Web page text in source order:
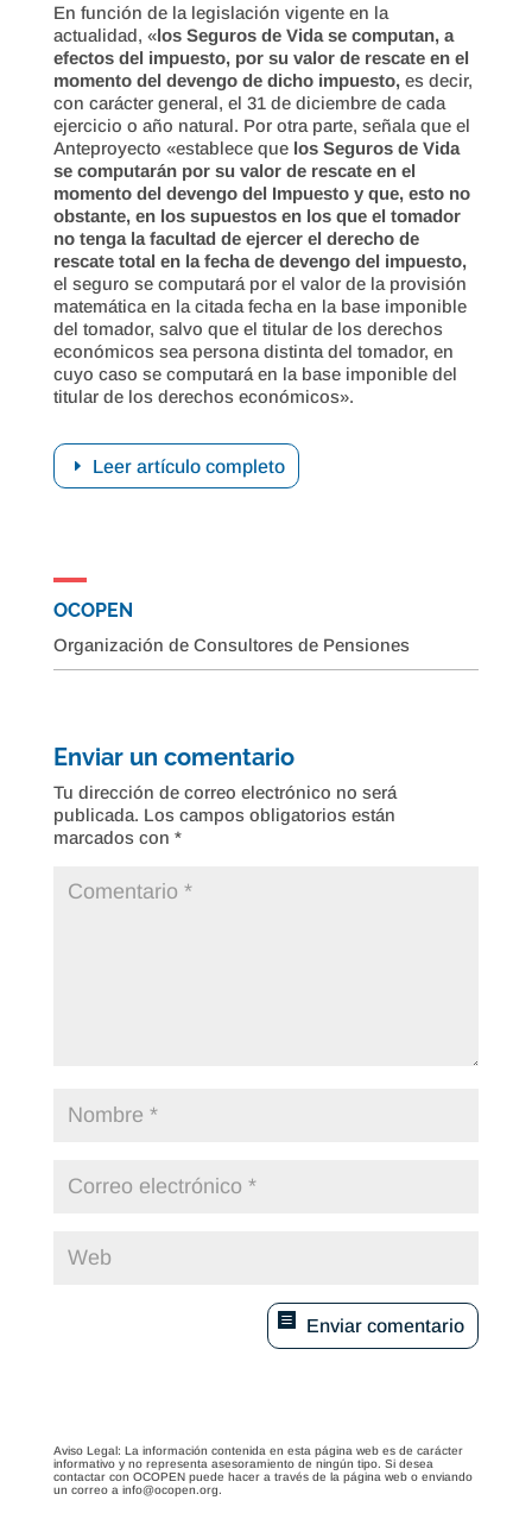
En función de la legislación vigente en la
actualidad, «los Seguros de Vida se computan, a
efectos del impuesto, por su valor de rescate en el
momento del devengo de dicho impuesto,es decir,
con carácter general, el 31 de diciembre de cada
ejercicio o año natural. Por otra parte, señala que el
Anteproyecto «establece que los Seguros de Vida
se computarán por su valor de rescate en el
momento del devengo del Impuesto y que, esto no
obstante, en los supuestos en los que el tomador
no tenga la facultad de ejercer el derecho de
rescate total en la fecha de devengo del impuesto,
el seguro se computará por el valor de la provisión
matemática en la citada fecha en la base imponible
del tomador, salvo que el titular de los derechos
económicos sea persona distinta del tomador, en
cuyo caso se computará en la base imponible del
titular de los derechos económicos».
Leer artículo completo
OCOPEN
Organización de Consultores de Pensiones
Enviar un comentario
Tu dirección de correo electrónico no será
publicada. Los campos obligatorios están
marcados con *
Enviar comentario
Aviso Legal: La información contenida en esta página web es de carácter
informativo y no representa asesoramiento de ningún tipo. Si desea
contactar con OCOPEN puede hacer a través de la página web o enviando
un correo a info@ocopen.org.